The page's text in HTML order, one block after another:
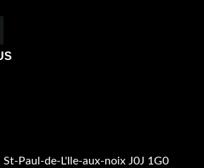
Paul-de-L'Ile-aux-noix J0J 1G0